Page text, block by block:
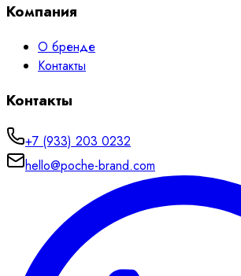
Компания
О бренде
Контакты
Контакты
+7 (933) 203 0232
hello@poche-brand.com